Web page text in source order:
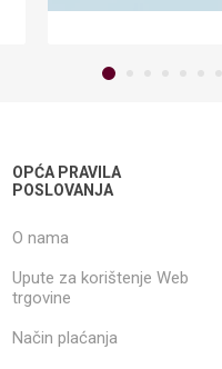
OPĆA PRAVILA
POSLOVANJA
O nama
Upute za korištenje Web
trgovine
Način plaćanja